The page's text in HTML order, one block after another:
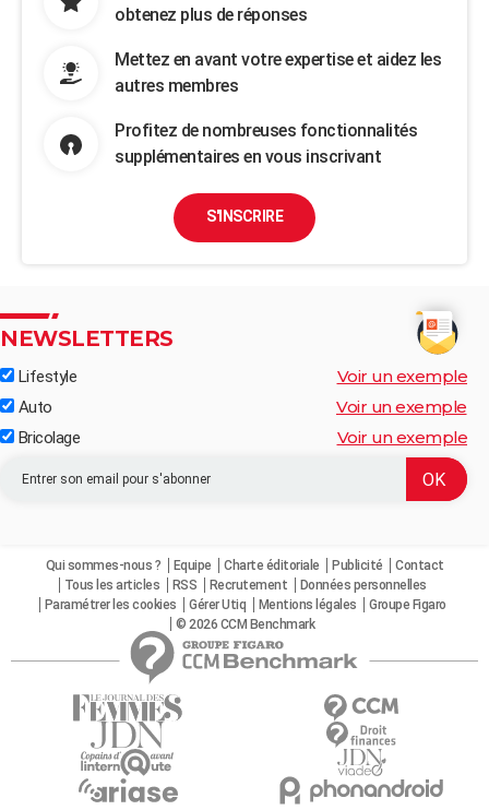
obtenez plus de réponses
Mettez en avant votre expertise et aidez les
autres membres
Profitez de nombreuses fonctionnalités
supplémentaires en vous inscrivant
S'INSCRIRE
NEWSLETTERS
Lifestyle Voir un exemple
Auto Voir un exemple
Bricolage Voir un exemple
Qui sommes-nous ? Equipe Charte éditoriale Publicité
Contact
Tous les articles
RSS Recrutement
Données personnelles
Paramétrer les cookies
Gérer Utiq Mentions légales
Groupe Figaro
© 2026 CCM Benchmark